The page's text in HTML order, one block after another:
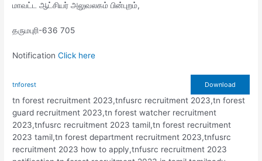
மாவட்ட ஆட்சியர் அலுவலகம் பின்புறம்,
தருமபுரி-636 705
Notification Click here
tnforest Download
tn forest recruitment 2023,tnfusrc recruitment 2023,tn forest
guard recruitment 2023,tn forest watcher recruitment
2023,tnfusrc recruitment 2023 tamil,tn forest recruitment
2023 tamil,tn forest department recruitment 2023,tnfusrc
recruitment 2023 how to apply,tnfusrc recruitment 2023